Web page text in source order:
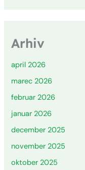
Arhiv
april 2026
marec 2026
februar 2026
januar 2026
december 2025
november 2025
oktober 2025